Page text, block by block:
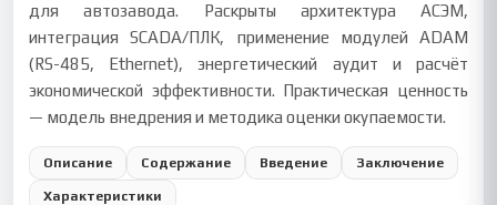
для автозавода. Раскрыты архитектура АСЭМ,
интеграция SCADA/ПЛК, применение модулей ADAM
(RS-485, Ethernet), энергетический аудит и расчёт
экономической эффективности. Практическая ценность
— модель внедрения и методика оценки окупаемости.
Описание Содержание Введение Заключение
Характеристики